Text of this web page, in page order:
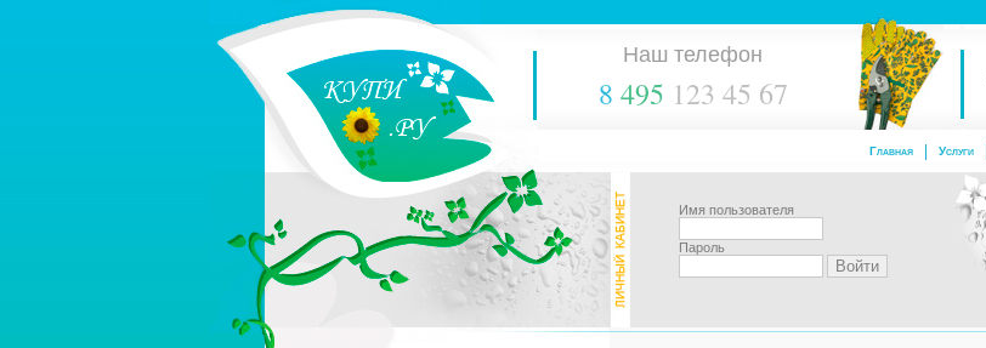
Наш телефон
8 495 123 45 67
Услуги
Главная
Имя пользователя
Пароль